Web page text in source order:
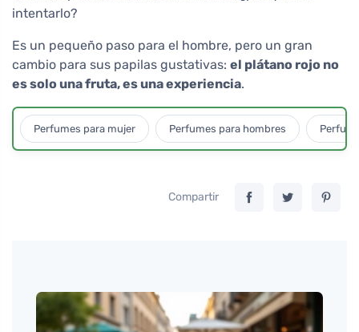
intentarlo?
Es un pequeño paso para el hombre, pero un gran
cambio para sus papilas gustativas: el plátano rojo no
es solo una fruta, es una experiencia.
Perfumes para mujer Perfumes para hombres
Compartir